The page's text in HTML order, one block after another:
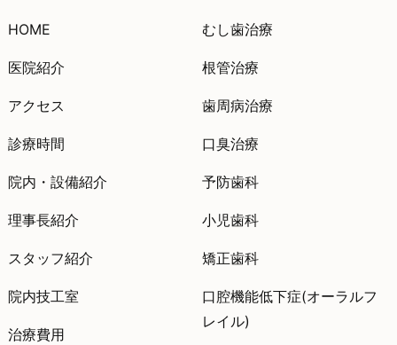
HOME
医院紹介
アクセス
診療時間
院内・設備紹介
理事長紹介
スタッフ紹介
院内技工室
治療費用
むし歯治療
根管治療
歯周病治療
口臭治療
予防歯科
小児歯科
矯正歯科
口腔機能低下症(オーラルフ
レイル)